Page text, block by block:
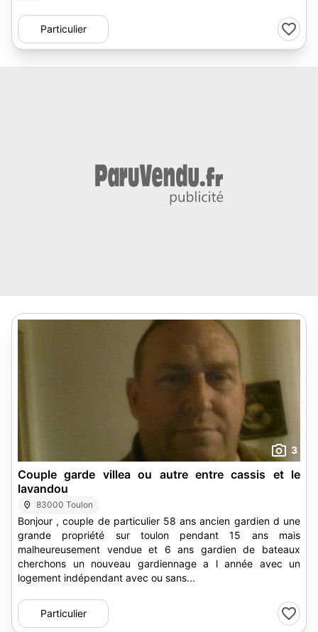
Particulier
3
Couple garde villea ou autre entre cassis et le
lavandou
83000 Toulon
Bonjour , couple de particulier 58 ans ancien gardien d une
grande propriété sur toulon pendant 15 ans mais
malheureusement vendue et 6 ans gardien de bateaux
cherchons un nouveau gardiennage a l année avec un
logement indépendant avec ou sans...
Particulier